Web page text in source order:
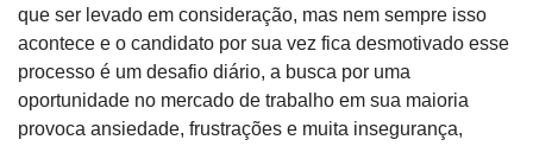
que ser levado em consideração, mas nem sempre isso
acontece e o candidato por sua vez fica desmotivado esse
processo é um desafio diário, a busca por uma
oportunidade no mercado de trabalho em sua maioria
provoca ansiedade, frustrações e muita insegurança,